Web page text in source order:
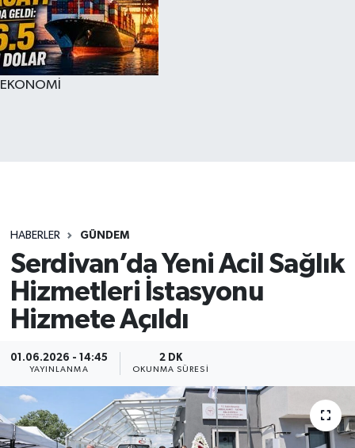
EKONOMİ
HABERLER GÜNDEM
Serdivan’da Yeni Acil Sağlık
Hizmetleri İstasyonu
Hizmete Açıldı
01.06.2026 - 14:45
YAYINLANMA
2 DK
OKUNMA SÜRESI